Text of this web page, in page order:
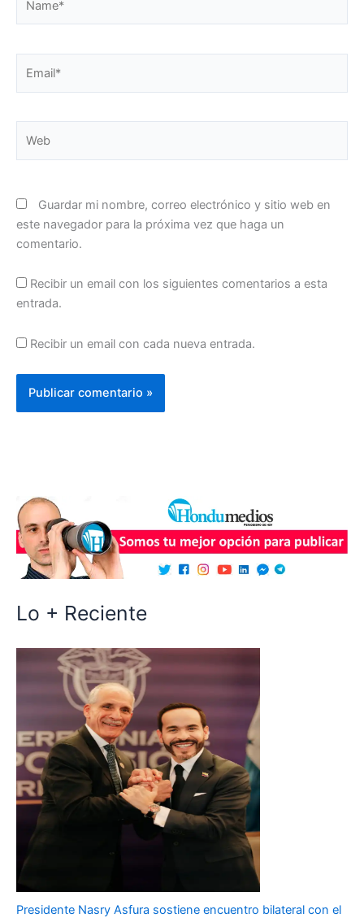
Guardar mi nombre, correo electrónico y sitio web en
este navegador para la próxima vez que haga un
comentario.
Recibir un email con los siguientes comentarios a esta
entrada.
Recibir un email con cada nueva entrada.
Lo + Reciente
Presidente Nasry Asfura sostiene encuentro bilateral con el